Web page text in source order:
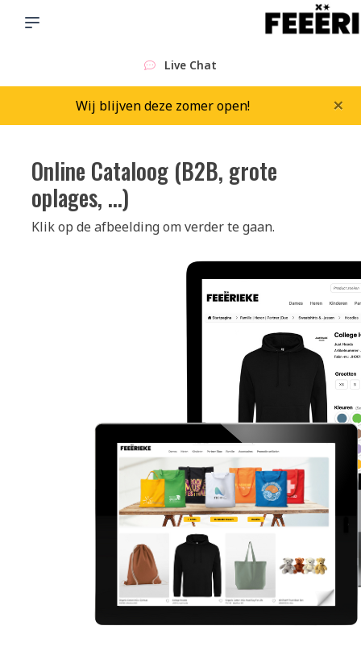
Live Chat
Wij blijven deze zomer open! ×
Online Cataloog (B2B, grote
oplages, ...)
Klik op de afbeelding om verder te gaan.